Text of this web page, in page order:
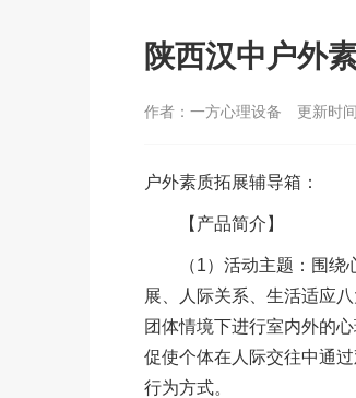
陕西汉中户外
作者：一方心理设备 更新时
户外素质拓展辅导箱：
【产品简介】
（1）活动主题：围绕心
展、人际关系、生活适应
团体情境下进行室内外的
促使个体在人际交往中通
行为方式。